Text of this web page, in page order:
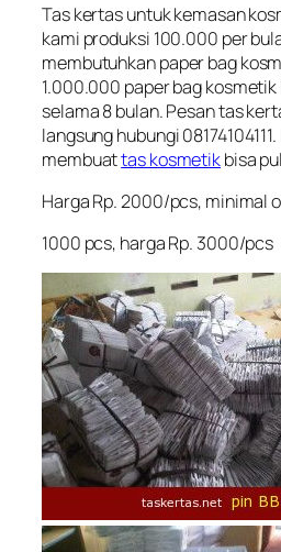
Tas kertas untuk kemasan
kami produksi 100.000 per
membutuhkan paper bag
1.000.000 paper bag
selama 8 bulan. Pesan tas
langsung hubungi
membuattas kosmetikbisa
Harga Rp. 2000/pcs, minimal
1000 pcs, harga Rp. 3000/pcs